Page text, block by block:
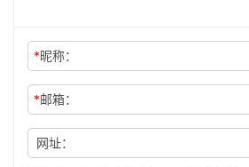
*昵称：
*邮箱：
网址：